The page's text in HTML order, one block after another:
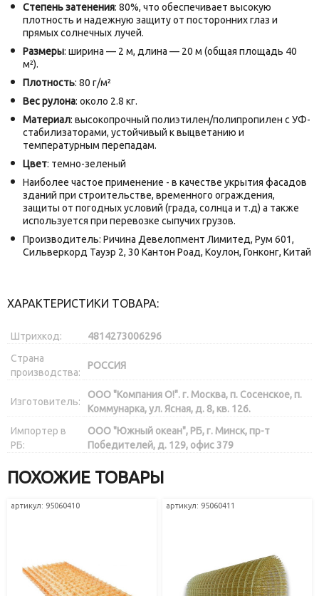
Степень затенения: 80%, что обеспечивает высокую
плотность и надежную защиту от посторонних глаз и
прямых солнечных лучей.
Размеры: ширина — 2 м, длина — 20 м (общая площадь 40
м²).
Плотность: 80 г/м²
Вес рулона: около 2.8 кг.
Материал: высокопрочный полиэтилен/полипропилен с УФ-
стабилизаторами, устойчивый к выцветанию и
температурным перепадам.
Цвет: темно-зеленый
Наиболее частое применение - в качестве укрытия фасадов
зданий при строительстве, временного ограждения,
защиты от погодных условий (града, солнца и т.д) а также
используется при перевозке сыпучих грузов.
Производитель: Ричина Девелопмент Лимитед, Рум 601,
Сильверкорд Тауэр 2, 30 Кантон Роад, Коулон, Гонконг, Китай
ХАРАКТЕРИСТИКИ ТОВАРА:
Штрихкод:
4814273006296
Страна
производства:
РОССИЯ
Изготовитель:
ООО "Компания О!". г. Москва, п. Сосенское, п.
Коммунарка, ул. Ясная, д. 8, кв. 126.
Импортер в
РБ:
ООО "Южный океан", РБ, г. Минск, пр-т
Победителей, д. 129, офис 379
ПОХОЖИЕ ТОВАРЫ
артикул: 95060410 артикул: 95060411